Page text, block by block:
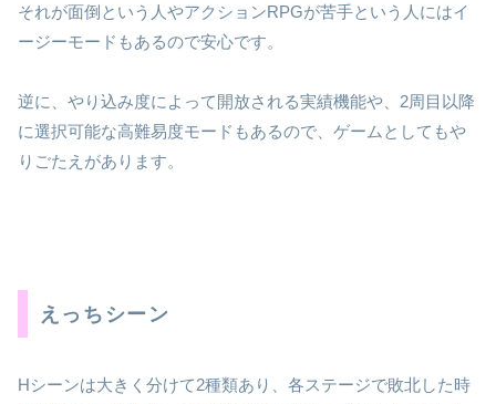
それが面倒という人やアクションRPGが苦手という人にはイ
ージーモードもあるので安心です。
逆に、やり込み度によって開放される実績機能や、2周目以降
に選択可能な高難易度モードもあるので、ゲームとしてもや
りごたえがあります。
えっちシーン
Hシーンは大きく分けて2種類あり、各ステージで敗北した時